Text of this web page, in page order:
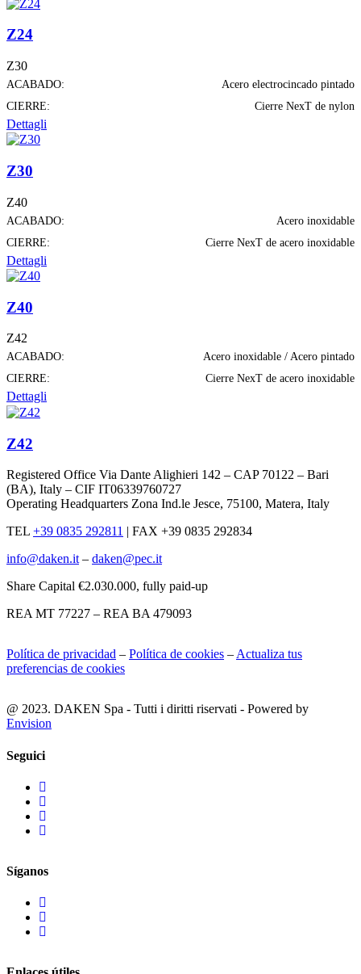
Z24
Z30
ACABADO:
Acero electrocincado pintado
CIERRE:
Cierre NexT de nylon
Dettagli
Z30
Z40
ACABADO:
Acero inoxidable
CIERRE:
Cierre NexT de acero inoxidable
Dettagli
Z40
Z42
ACABADO:
Acero inoxidable / Acero pintado
CIERRE:
Cierre NexT de acero inoxidable
Dettagli
Z42
Registered Office Via Dante Alighieri 142 – CAP 70122 – Bari
(BA), Italy – CIF IT06339760727
Operating Headquarters Zona Ind.le Jesce, 75100, Matera, Italy
TEL +39 0835 292811 | FAX +39 0835 292834
info@daken.it – daken@pec.it
Share Capital €2.030.000, fully paid-up
REA MT 77227 – REA BA 479093
Política de privacidad – Política de cookies – Actualiza tus
preferencias de cookies
@ 2023. DAKEN Spa - Tutti i diritti riservati - Powered by
Envision
Seguici
Síganos